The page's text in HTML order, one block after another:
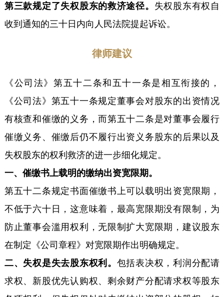
第三款规定了失权股东的救济途径。 失权股东有权自
收到通知的三十日内向人民法院提起诉讼。
律师建议
《公司法》第五十二条和五十一条是相互衔接的，
《公司法》第五十一条规定董事会对股东的出资情况
有核查和催缴的义务，而第五十二条是对董事会履行
催缴义务、催缴后仍不履行出资义务股东的后果以及
失权股东的权利救济的进一步细化规定。
一、催缴书上载明的缴纳出资宽限期。
第五十二条规定书面催缴书上可以载明出资宽限期，
不低于六十日，这意味着，最高宽限期没有限制，为
防止董事会滥用权利，无限制扩大宽限期，建议股东
在制定《公司章程》对宽限期作出明确规定。
二、失权是失去股东权利。 包括表决权，利润分配请
求权、新股优先认购权、剩余财产分配请求权等股东